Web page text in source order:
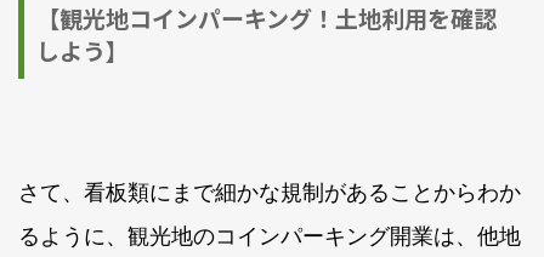
【観光地コインパーキング！土地利用を確認
しよう】
さて、看板類にまで細かな規制があることからわか
るように、観光地のコインパーキング開業は、他地